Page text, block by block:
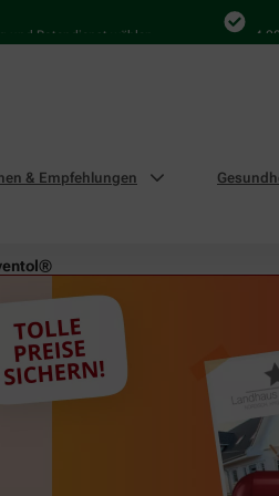
wählen 4.000
& Empfehlungen